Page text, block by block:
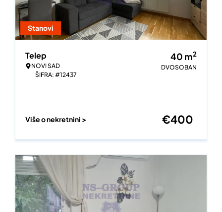
Stanovi
Telep
NOVI SAD
ŠIFRA: #12437
40 m2
DVOSOBAN
Više o nekretnini > €400